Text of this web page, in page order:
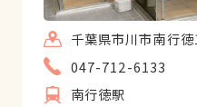
千葉県市川市南行
047-712-6133
南行徳駅